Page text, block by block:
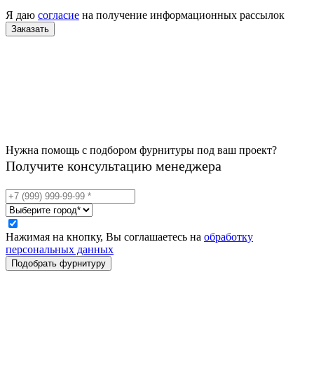
Я даю согласие на получение информационных рассылок
Нужна помощь с подбором фурнитуры под ваш проект?
Получите консультацию менеджера
Нажимая на кнопку, Вы соглашаетесь на обработку
персональных данных